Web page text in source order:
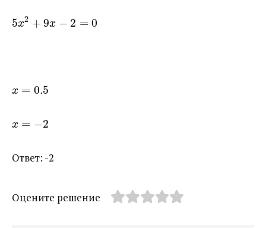
5x2 + 9x − 2 = 0
x = 0.5
x = −2
Ответ: -2
Оцените решение